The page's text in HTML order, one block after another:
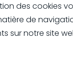
des cookies
de
sur notre site